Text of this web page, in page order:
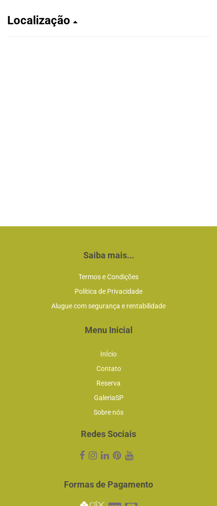
Localização
Saiba mais...
Termos e Condições
Política de Privacidade
Alugue com segurança e rentabilidade
Menu Inicial
InÍcio
Contato
Reserva
GaleriaSP
Sobre nós
Redes Sociais
Formas de Pagamento